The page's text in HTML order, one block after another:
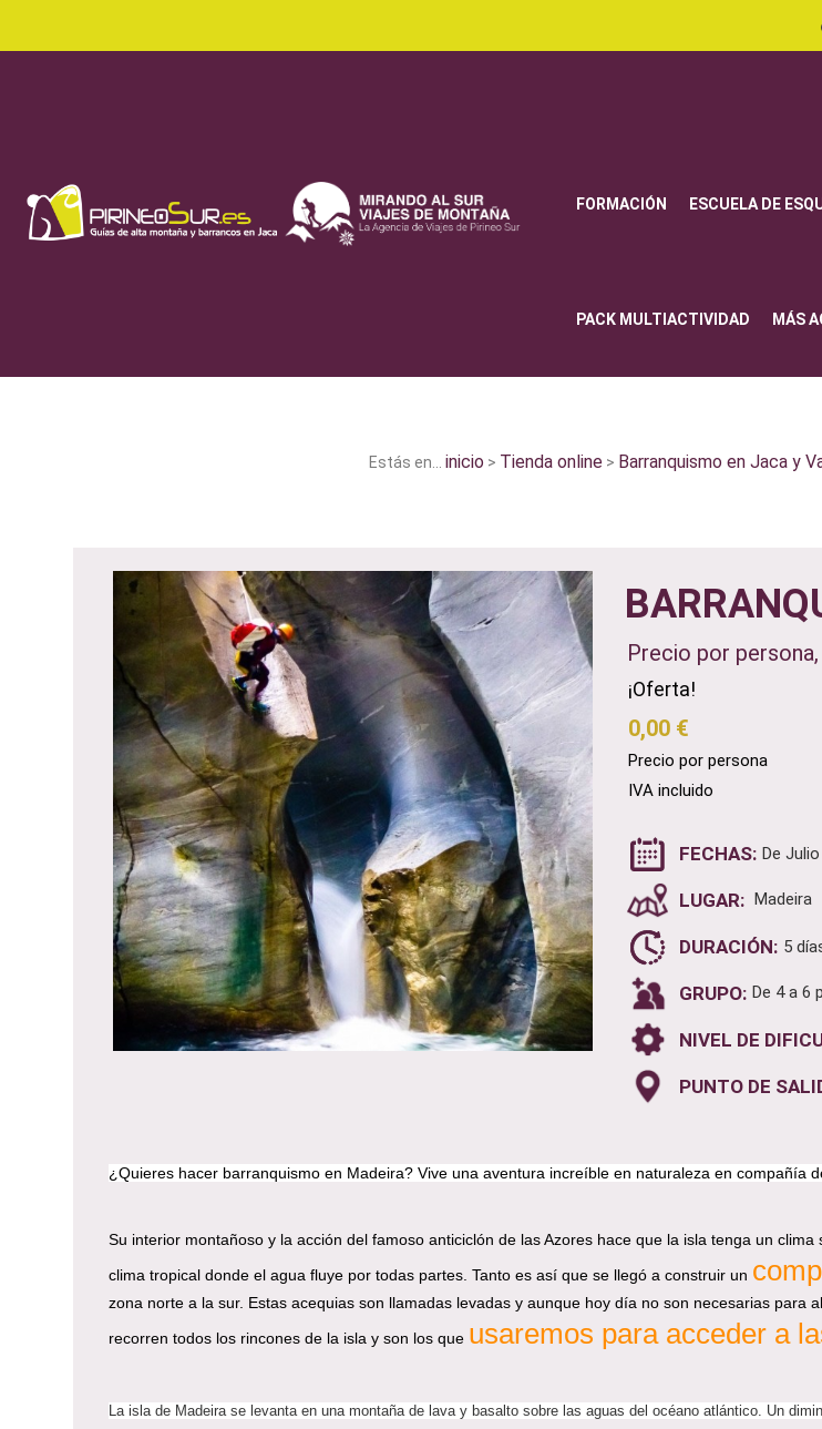
FORMACIÓN ESCUELA DE
PACK MULTIACTIVIDAD MÁS
Estás en... inicio > Tienda online> Barranquismo en Jaca y
Precio por
¡Oferta!
0,00 €
Precio por persona
IVA incluido
FECHAS: De
LUGAR: Madeira
DURACIÓN: 5
GRUPO: De 4 a 6
NIVEL DE
PUNTO DE
¿Quieres hacer barranquismo en Madeira? Vive una aventura increíble en naturaleza en compañía
Su interior montañoso y la acción del famoso anticiclón de las Azores hace que la isla tenga un
clima tropical donde el agua fluye por todas partes. Tanto es así que se llegó a construir un
zona norte a la sur. Estas acequias son llamadas levadas y aunque hoy día no son necesarias
recorren todos los rincones de la isla y son los que usaremos para acceder a
La isla de Madeira se levanta en una montaña de lava y basalto sobre las aguas del océano atlántico. Un